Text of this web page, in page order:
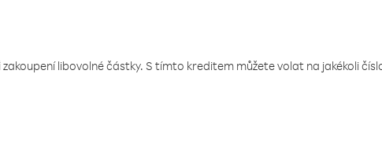
libovolné částky. S tímto kreditem můžete volat na jakékoli